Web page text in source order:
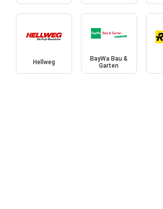
Hellweg
BayWa Bau &
Garten